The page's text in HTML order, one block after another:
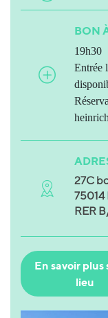
BON
19h30
Entrée
27C
75014
RER
En savoir plus
lieu